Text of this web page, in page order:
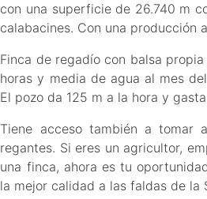
con una superficie de 26.740 m
calabacines. Con una producción
Finca de regadío con balsa
horas y media de agua al mes
El pozo da 125 m a la hora y
Tiene acceso también a tomar
regantes. Si eres un agricultor,
una finca, ahora es tu
la mejor calidad a las faldas de la